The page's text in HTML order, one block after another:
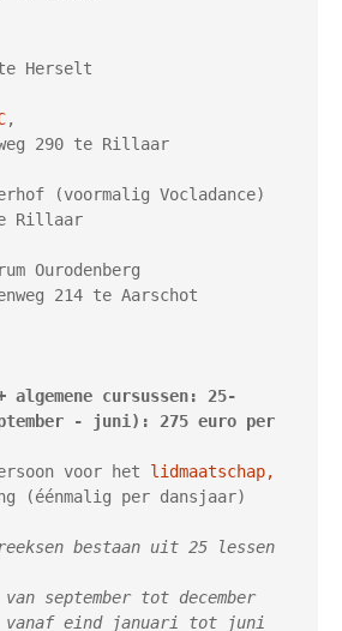
,
(voormalig Vocladance)
Ourodenberg
algemene cursussen: 25-
- juni): 275 euro per
voor het lidmaatschap,
(éénmalig per dansjaar)
bestaan uit 25 lessen